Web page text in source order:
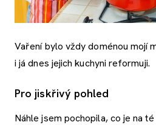
Vaření bylo vždy doménou mojí
i já dnes jejich kuchyni reformuji.
Pro jiskřivý pohled
Náhle jsem pochopila, co je na